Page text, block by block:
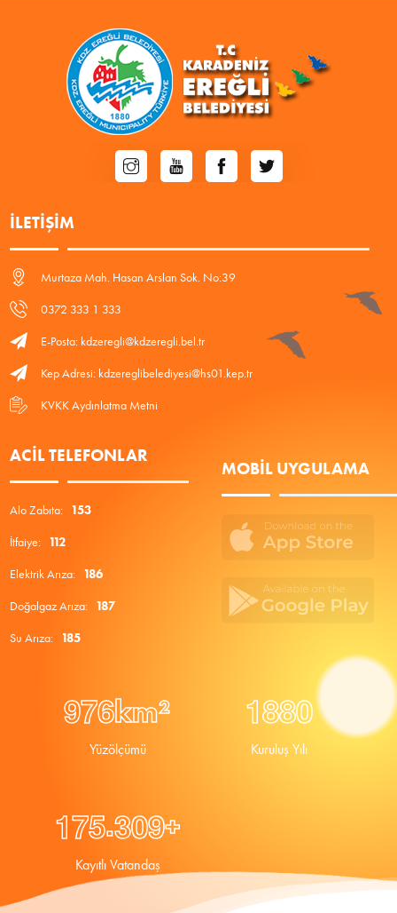
İLETIŞIM
Murtaza Mah. Hasan Arslan Sok. No:39
0372 333 1 333
E-Posta: kdzeregli@kdzeregli.bel.tr
Kep Adresi: kdzereglibelediyesi@hs01.kep.tr
KVKK Aydınlatma Metni
ACIL TELEFONLAR
Alo Zabıta: 153
İtfaiye: 112
Elektrik Arıza: 186
Doğalgaz Arıza: 187
Su Arıza: 185
MOBIL UYGULAMA
976km²
Yüzölçümü
1880
Kuruluş Yılı
175.309+
Kayıtlı Vatandaş